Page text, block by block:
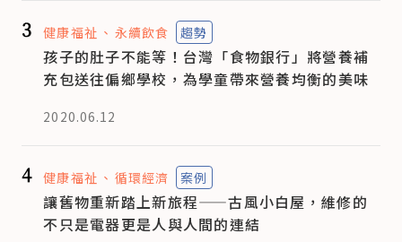
3 健康福祉 永續飲食 趨勢
孩子的肚子不能等！台灣「食物銀行」將營養補
充包送往偏鄉學校，為學童帶來營養均衡的美味
2020.06.12
4 健康福祉 循環經濟 案例
讓舊物重新踏上新旅程——古風小白屋，維修的
不只是電器更是人與人間的連結